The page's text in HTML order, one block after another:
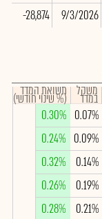
9/3/2026
-28,874
משקל
במדד תשואת המדד
(% שינוי חודשי)
0.07%
0.30%
0.09%
0.24%
0.14%
0.32%
0.19%
0.26%
0.21%
0.28%